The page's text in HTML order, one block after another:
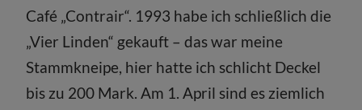
Café „Contrair“. 1993 habe ich schließlich die
„Vier Linden“ gekauft – das war meine
Stammkneipe, hier hatte ich schlicht Deckel
bis zu 200 Mark. Am 1. April sind es ziemlich